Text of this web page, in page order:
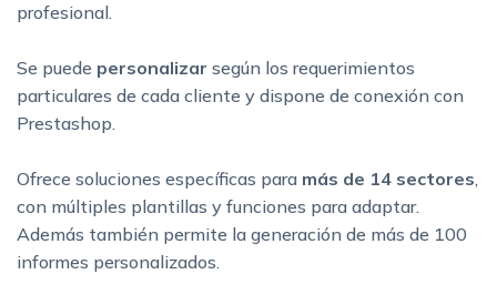
profesional.
Se puede personalizar según los requerimientos
particulares de cada cliente y dispone de conexión con
Prestashop.
Ofrece soluciones específicas para más de 14 sectores,
con múltiples plantillas y funciones para adaptar.
Además también permite la generación de más de 100
informes personalizados.